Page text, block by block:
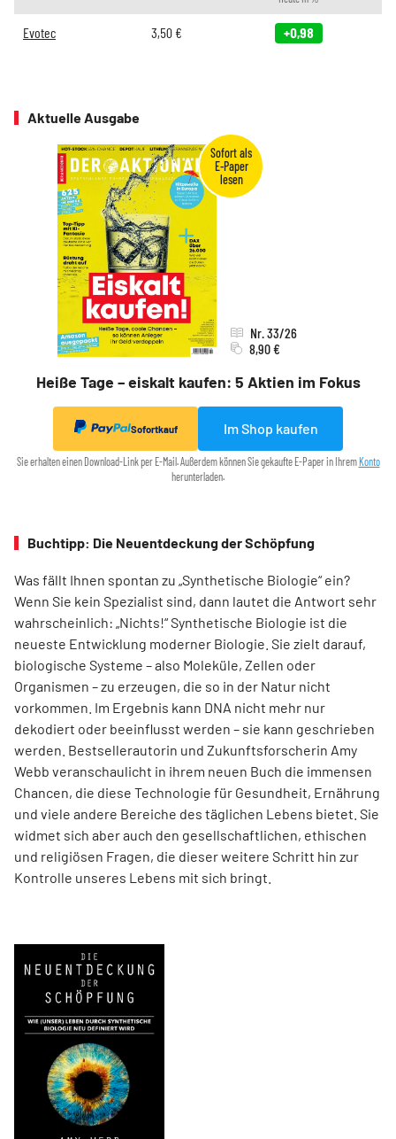
Evotec 3,50€ +0,98
Aktuelle Ausgabe
Heiße Tage – eiskalt kaufen: 5 Aktien im Fokus
Nr. 33/26
8,90 €
Sofortkauf Im Shop kaufen
Sie erhalten einen Download-Link per E-Mail. Außerdem können Sie gekaufte E-Paper in Ihrem Konto
herunterladen.
Buchtipp: Die Neuentdeckung der Schöpfung
Was fällt Ihnen spontan zu „Synthetische Biologie“ ein?
Wenn Sie kein Spezia­list sind, dann lautet die Antwort sehr
wahrscheinlich: „Nichts!“ Synthetische Biologie ist die
neueste Entwicklung moderner Biologie. Sie zielt darauf,
biologische Systeme – also Moleküle, Zellen oder
Organismen – zu erzeugen, die so in der Natur nicht
vorkommen. Im Ergebnis kann DNA nicht mehr nur
dekodiert oder beeinflusst werden – sie kann geschrieben
werden. Best­sellerautorin und Zukunftsforscherin Amy
Webb veranschaulicht in ihrem neuen Buch die immensen
Chancen, die diese Technologie für Gesundheit, Ernährung
und viele andere Bereiche des täglichen Lebens bietet. Sie
widmet sich aber auch den gesellschaftlichen, ethischen
und religiösen Fragen, die dieser weitere Schritt hin zur
Kontrolle unseres Lebens mit sich bringt.